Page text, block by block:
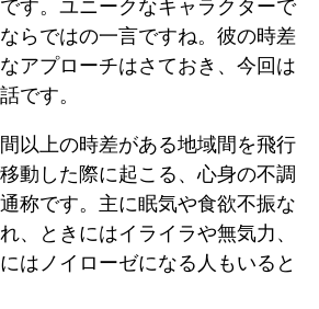
す。ユニークなキャラクターで
らではの一言ですね。彼の時差
アプローチはさておき、今回は
です。
以上の時差がある地域間を飛行
動した際に起こる、心身の不調
称です。主に眠気や食欲不振な
、ときにはイライラや無気力、
はノイローゼになる人もいると